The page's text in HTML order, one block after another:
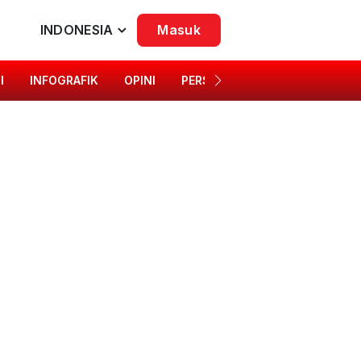
INDONESIA Masuk
INFOGRAFIK OPINI PERSONA